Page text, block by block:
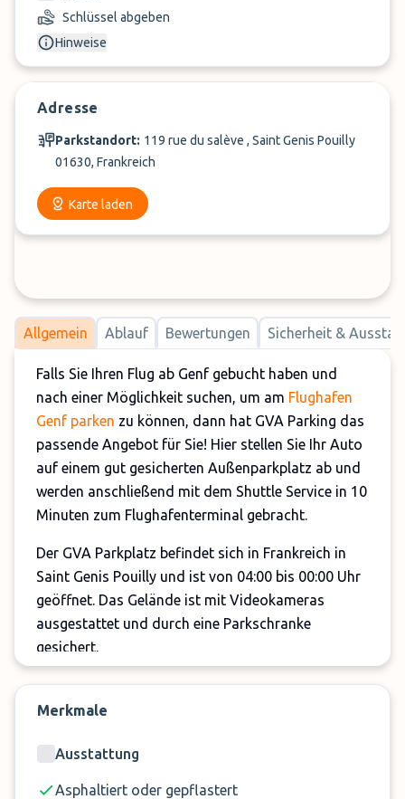
Schlüssel abgeben
Hinweise
Adresse
Parkstandort: 119 rue du salève , Saint Genis Pouilly
01630, Frankreich
Karte laden
Allgemein Ablauf Bewertungen Sicherheit &
Falls Sie Ihren Flug ab Genf gebucht haben und
nach einer Möglichkeit suchen, um am Flughafen
Genf parken zu können, dann hat GVA Parking das
passende Angebot für Sie! Hier stellen Sie Ihr Auto
auf einem gut gesicherten Außenparkplatz ab und
werden anschließend mit dem Shuttle Service in 10
Minuten zum Flughafenterminal gebracht.
Der GVA Parkplatz befindet sich in Frankreich in
Saint Genis Pouilly und ist von 04:00 bis 00:00 Uhr
geöffnet. Das Gelände ist mit Videokameras
ausgestattet und durch eine Parkschranke
gesichert.
Vor Ort ist weiterhin ein Warteraum mit
Kaffeemaschine und WC vorhanden.
Buchen Sie am besten jetzt schon Ihren GVA
Merkmale
Ausstattung
Asphaltiert oder gepflastert